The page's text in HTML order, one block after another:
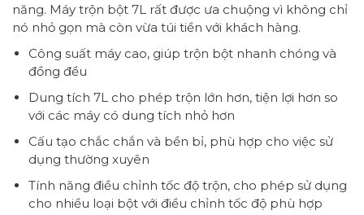
năng. Máy trộn bột 7L rất được ưa chuộng vì không chỉ
nó nhỏ gọn mà còn vừa túi tiền với khách hàng.
Công suất máy cao, giúp trộn bột nhanh chóng và
đồng đều
Dung tích 7L cho phép trộn lớn hơn, tiện lợi hơn so
với các máy có dung tích nhỏ hơn
Cấu tạo chắc chắn và bền bỉ, phù hợp cho việc sử
dụng thường xuyên
Tính năng điều chỉnh tốc độ trộn, cho phép sử dụng
cho nhiều loại bột với điều chỉnh tốc độ phù hợp